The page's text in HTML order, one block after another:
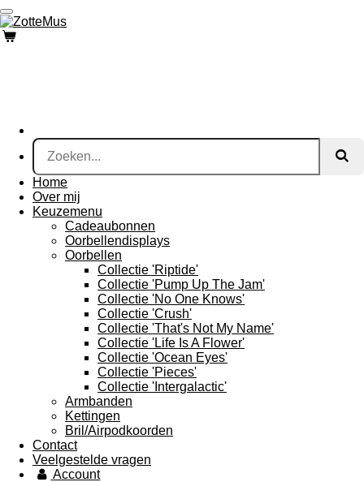
Ga
direct
naar
Home
Over mij
Keuzemenu
Cadeaubonnen
Oorbellendisplays
Oorbellen
Collectie 'Riptide'
Collectie 'Pump Up The Jam'
Collectie 'No One Knows'
Collectie 'Crush'
Collectie 'That's Not My Name'
Collectie 'Life Is A Flower'
Collectie 'Ocean Eyes'
Collectie 'Pieces'
Collectie 'Intergalactic'
Armbanden
Kettingen
Bril/Airpodkoorden
Contact
Veelgestelde vragen
Account